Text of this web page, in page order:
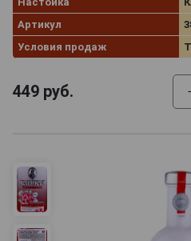
Артикул
Условия продаж
449 руб. -